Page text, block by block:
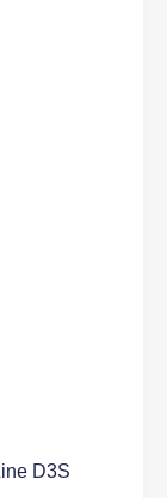
D3S